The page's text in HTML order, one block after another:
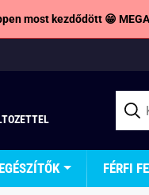
most kezdődött 😁
FÉRFI